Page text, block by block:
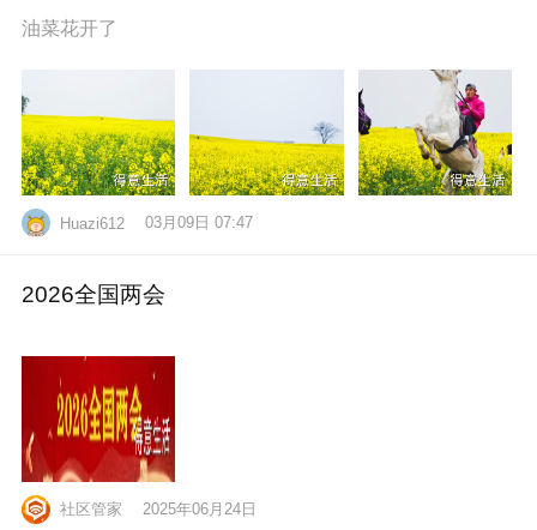
油菜花开了
Huazi612 03月09日 07:47
2026全国两会
社区管家 2025年06月24日